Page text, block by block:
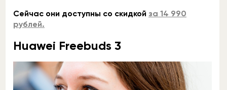
Сейчас они доступны со скидкой за 14 990
рублей.
Huawei Freebuds 3